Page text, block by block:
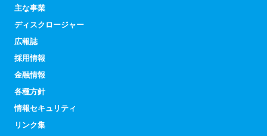
主な事業
ディスクロージャー
広報誌
採用情報
金融情報
各種方針
情報セキュリティ
リンク集